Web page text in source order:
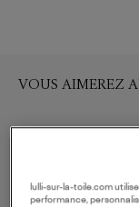
VOUS AIMEREZ
lulli-sur-la-toile.com
performance,